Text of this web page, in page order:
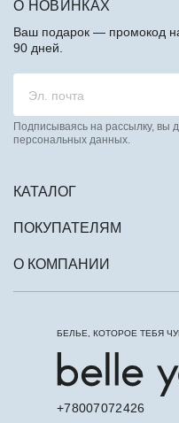
КАТАЛОГ
ПОКУПАТЕЛЯМ
О КОМПАНИИ
О НОВИНКАХ
Ваш подарок — промокод
90 дней.
Подписываясь на рассылку, вы
персональных данных.
БЕЛЬЕ, КОТОРОЕ ТЕБЯ
+78007072426